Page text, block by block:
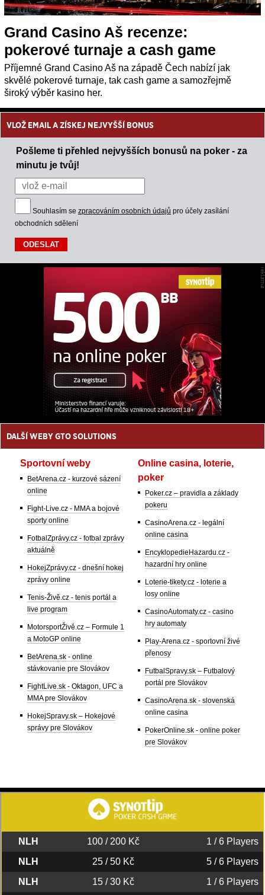
Grand Casino Aš recenze:
pokerové turnaje a cash game
Příjemné Grand Casino Aš na západě Čech nabízí jak
skvělé pokerové turnaje, tak cash game a samozřejmě
široký výběr kasino her.
VLOŽ EMAIL A ZÍSKEJ NEJVYŠŠÍ BONUS
Pošleme ti přehled nejvyšších bonusů na poker - za
minutu je tvůj!
Souhlasím se zpracováním osobních údajů pro účely zasílání
obchodních sdělení
DALŠÍ WEBY GTO SOLUTIONS
Sportovní weby
BetArena.cz - kurzové sázení
online
Fight-Live.cz - MMA a bojové
sporty online
FotbalZprávy.cz - fotbal zprávy
aktuálně
HokejZprávy.cz - dnešní hokej
zprávy online
Tenis-Živě.cz - tenis portál a
live program
MotorsportŽivě.cz – Formule 1
a MotoGP online
BetArena.sk - online
stávkovanie pre Slovákov
FightLive.sk - Oktagon, UFC a
MMA pre Slovákov
HokejSpravy.sk – Hokejové
správy pre Slovákov
Online casina, loterie,
poker
Poker.cz – pravidla a základy
pokeru
CasinoArena.cz - legální
online casina
EncyklopedieHazardu.cz -
hazardní hry online
Loterie-tikety.cz - loterie a
losy online
CasinoAutomaty.cz - casino
hry automaty
Play-Arena.cz - sportovní živé
přenosy
FutbalSpravy.sk – Futbalový
portál pre Slovákov
CasinoArena.sk - slovenská
online casina
PokerOnline.sk - online poker
pre Slovákov